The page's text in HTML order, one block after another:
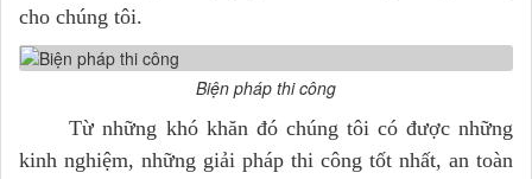
cho chúng tôi.
Biện pháp thi công
Từ những khó khăn đó chúng tôi có được những
kinh nghiệm, những giải pháp thi công tốt nhất, an toàn